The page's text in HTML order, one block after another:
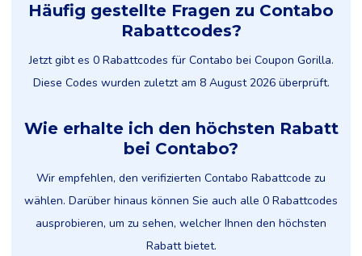
Häufig gestellte Fragen zu Contabo
Rabattcodes?
Jetzt gibt es 0 Rabattcodes für Contabo bei Coupon Gorilla.
Diese Codes wurden zuletzt am 8 August 2026 überprüft.
Wie erhalte ich den höchsten Rabatt
bei Contabo?
Wir empfehlen, den verifizierten Contabo Rabattcode zu
wählen. Darüber hinaus können Sie auch alle 0 Rabattcodes
ausprobieren, um zu sehen, welcher Ihnen den höchsten
Rabatt bietet.